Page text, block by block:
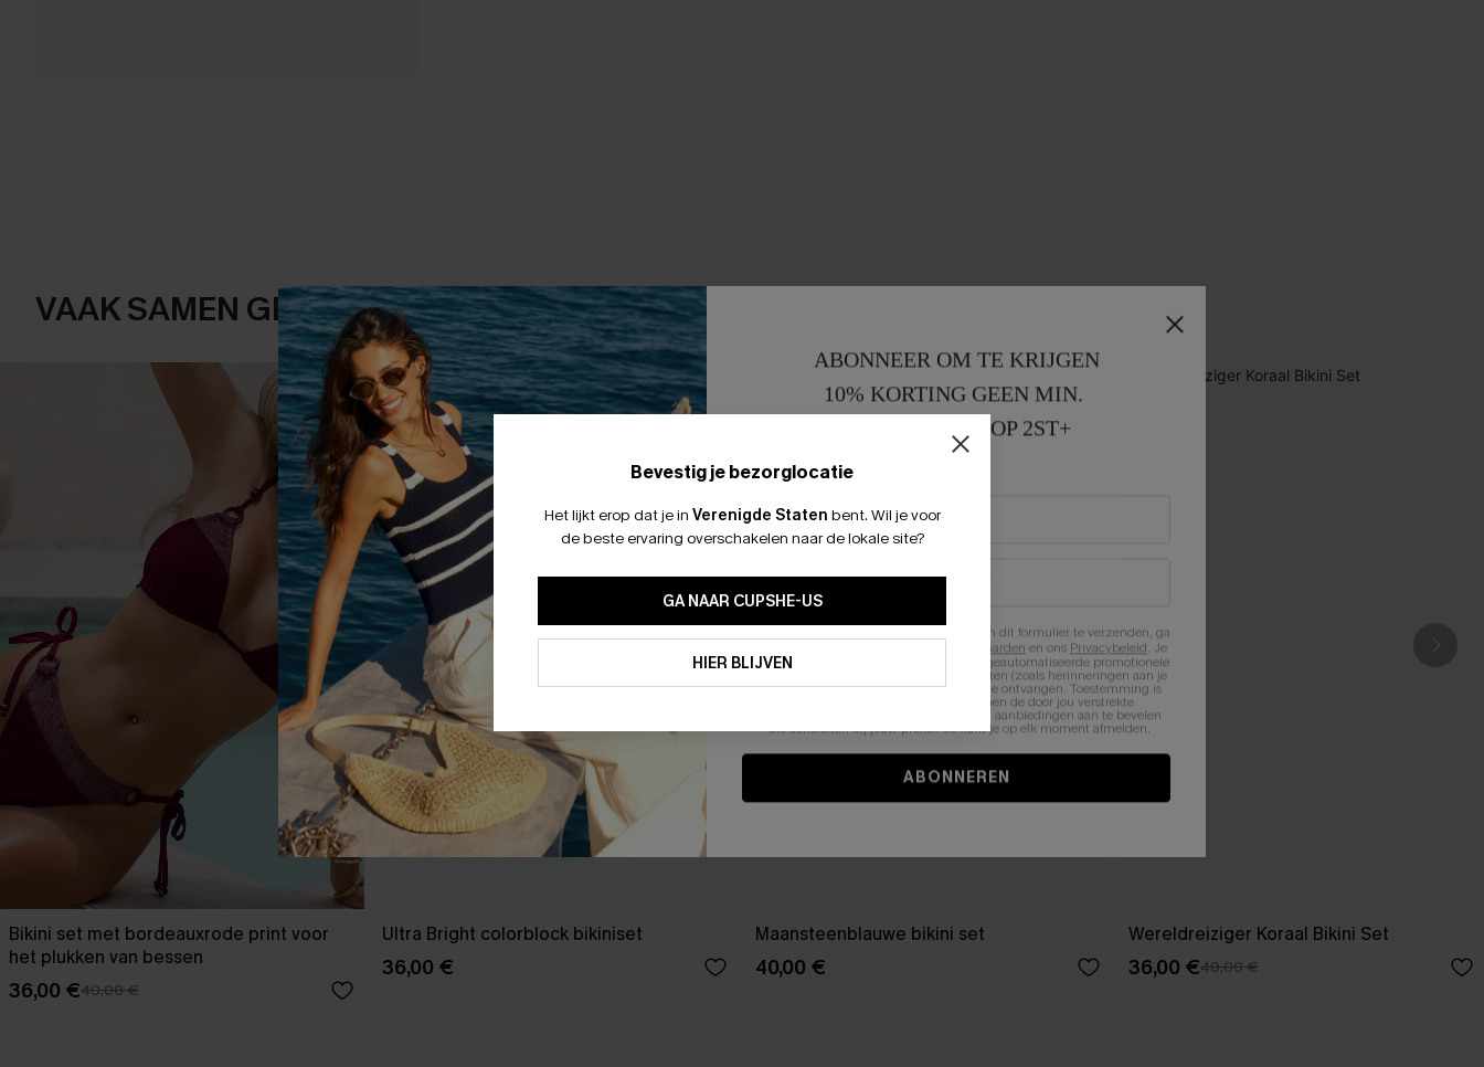
VAAK SAMEN GEKOCHT
Bikini set met bordeauxrode print voor
het plukken van bessen
36,00 €40,00 €
Ultra Bright colorblock bikiniset
36,00 €
Maansteenblauwe bikini set
40,00 €
Wereldreiziger Koraal Bikini Set
36,00 €40,00 €
Bevestig je bezorglocatie
Het lijkt erop dat je in Verenigde Staten bent. Wil je voor
de beste ervaring overschakelen naar de lokale site?
GA NAAR CUPSHE-US
HIER BLIJVEN
ABONNEER OM TE KRIJGEN
10% KORTING GEEN MIN.
15% KORTING OP 2ST+
Door je contactgegevens in te vullen en dit formulier te verzenden, ga
Algemene Voorwaarden en ons Privacybeleid. Je
stemt er tevens mee in om herhaalde geautomatiseerde promotionele
en gepersonaliseerde marketingberichten (zoals herinneringen aan je
winkelwagen) en e-mails van Cupshe te ontvangen. Toestemming is
niet vereist voor een aankoop. We kunnen de door jou verstrekte
informatie gebruiken om producten en aanbiedingen aan te bevelen
die aansluiten bij jouw profiel. Je kunt je op elk moment afmelden.
ABONNEREN